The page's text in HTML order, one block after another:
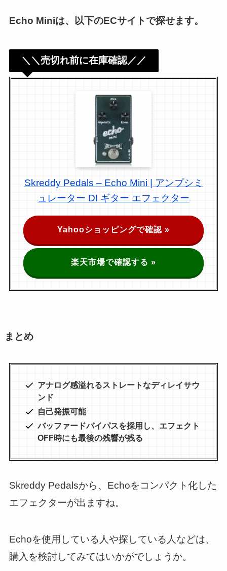
Echo Miniは、以下のECサイトで探せます。
＼＼売切れ前に在庫確認／／
Skreddy Pedals – Echo Mini | アンプシミ
ュレーター DI ギター エフェクター
Yahooショッピングで確認 »
楽天市場で確認する »
まとめ
アナログ感溢れるストレートなディレイサウ
ンド
自己発振可能
バッファードバイパスを採用し、エフェクト
OFF時にも最後の残響が残る
Skreddy Pedalsから、Echoをコンパクト化した
エフェクターが出ますね。
Echoを使用している人や探している人などは、
購入を検討してみてはいかがでしょうか。